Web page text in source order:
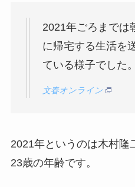
2021年ごろまでは
に帰宅する生活を
ている様子でした。
文春オンライン
2021年というのは木村隆
23歳の年齢です。